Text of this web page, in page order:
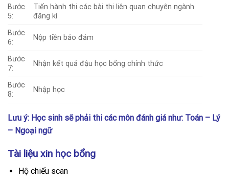
Bước
5:
Tiến hành thi các bài thi liên quan chuyên ngành
đăng kí
Bước
6:
Nộp tiền bảo đảm
Bước
7:
Nhận kết quả đậu học bổng chính thức
Bước
8:
Nhập học
Lưu ý: Học sinh sẽ phải thi các môn đánh giá như: Toán – Lý
– Ngoại ngữ
Tài liệu xin học bổng
Hộ chiếu scan